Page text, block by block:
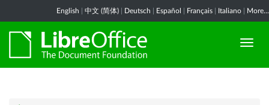
English 中文 (简体) Deutsch Español Français Italiano More...